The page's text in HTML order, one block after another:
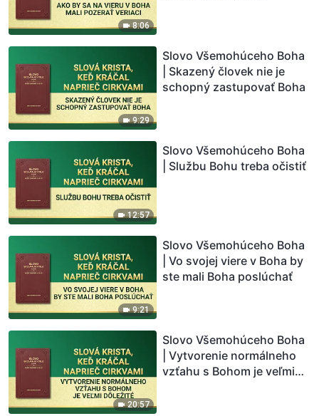
8:06
9:29
Slovo Všemohúceho Boha
| Skazený človek nie je
schopný zastupovať Boha
12:57
Slovo Všemohúceho Boha
| Službu Bohu treba očistiť
9:21
Slovo Všemohúceho Boha
| Vo svojej viere v Boha by
ste mali Boha poslúchať
20:57
Slovo Všemohúceho Boha
| Vytvorenie normálneho
vzťahu s Bohom je veľmi